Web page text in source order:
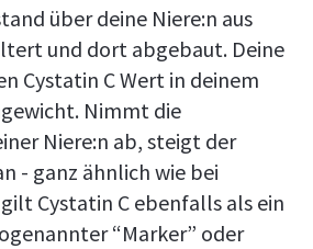
über deine Niere:n aus
und dort abgebaut. Deine
Cystatin C Wert in deinem
Nimmt die
Niere:n ab, steigt der
- ganz ähnlich wie bei
Cystatin C ebenfalls als ein
“Marker” oder